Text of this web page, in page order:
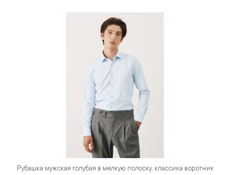
Рубашка мужская голубая в мелкую полоску, классика воротник